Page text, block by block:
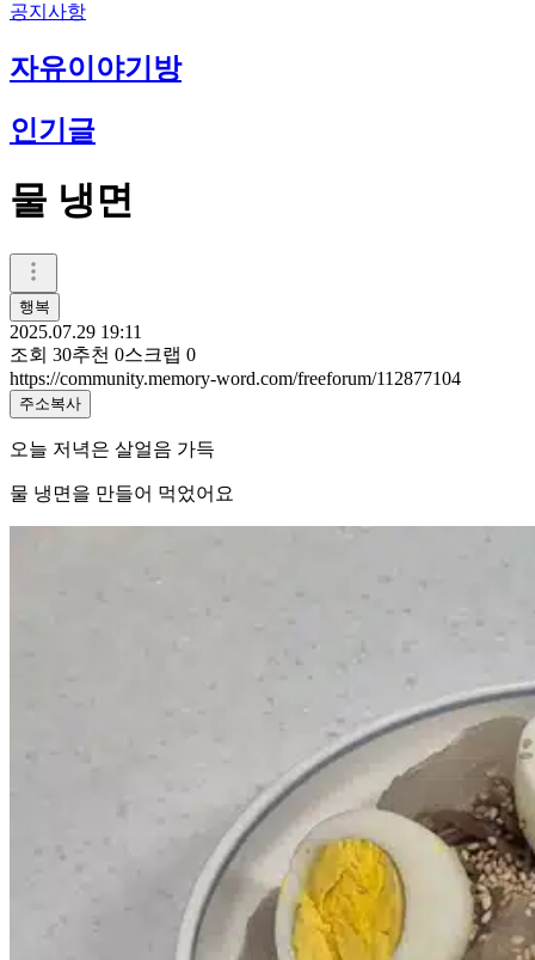
공지사항
자유이야기방
인기글
물 냉면
행복
2025.07.29 19:11
조회 30추천 0스크랩 0
https://community.memory-word.com/freeforum/112877104
주소복사
오늘 저녁은 살얼음 가득
물 냉면을 만들어 먹었어요